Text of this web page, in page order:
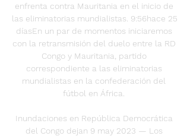
enfrenta contra Mauritania en el inicio de
las eliminatorias mundialistas. 9:56hace 25
díasEn un par de momentos iniciaremos
con la retransmisión del duelo entre la RD
Congo y Mauritania, partido
correspondiente a las eliminatorias
mundialistas en la confederación del
fútbol en África.
Inundaciones en República Democrática
del Congo dejan 9 may 2023 — Los